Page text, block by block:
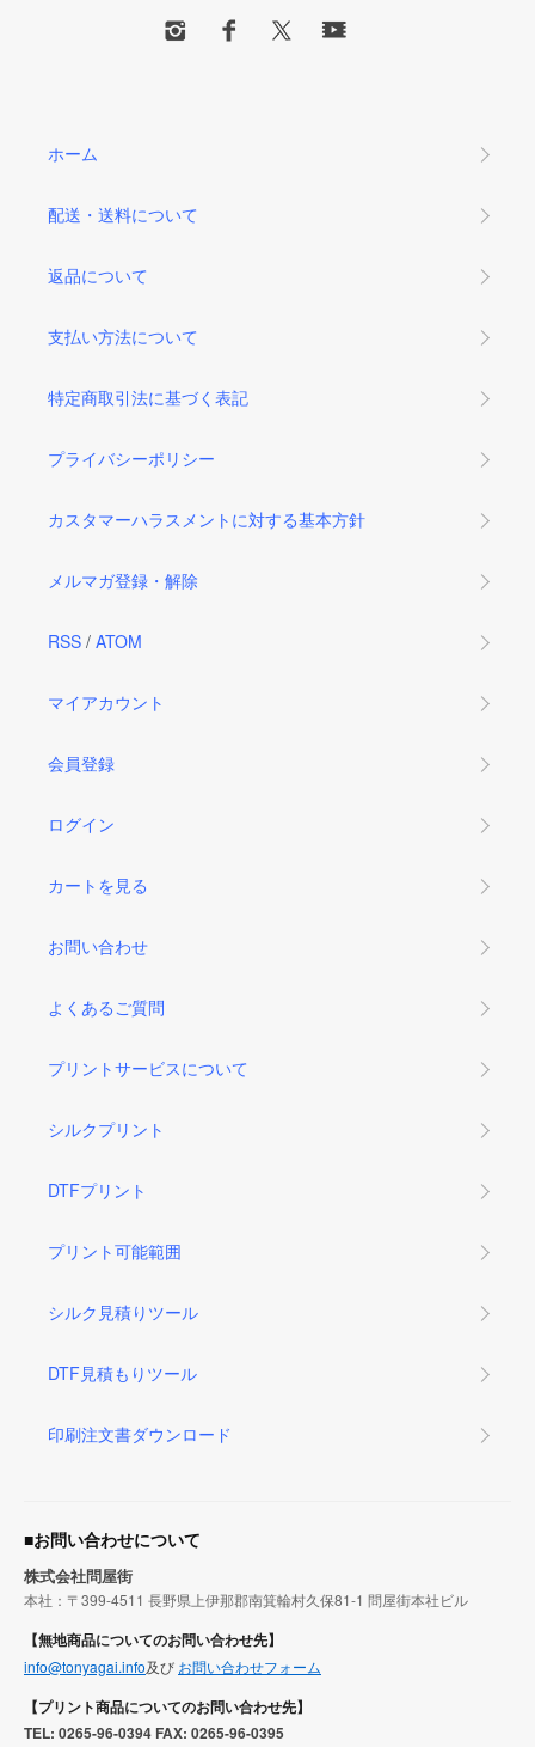
ホーム
配送・送料について
返品について
支払い方法について
特定商取引法に基づく表記
プライバシーポリシー
カスタマーハラスメントに対する基本方針
メルマガ登録・解除
RSS / ATOM
マイアカウント
会員登録
ログイン
カートを見る
お問い合わせ
よくあるご質問
プリントサービスについて
シルクプリント
DTFプリント
プリント可能範囲
シルク見積りツール
DTF見積もりツール
印刷注文書ダウンロード
■お問い合わせについて
株式会社問屋街
本社：〒399-4511 長野県上伊那郡南箕輪村久保81-1 問屋街本社ビル
【無地商品についてのお問い合わせ先】
info@tonyagai.info及び お問い合わせフォーム
【プリント商品についてのお問い合わせ先】
TEL: 0265-96-0394 FAX: 0265-96-0395